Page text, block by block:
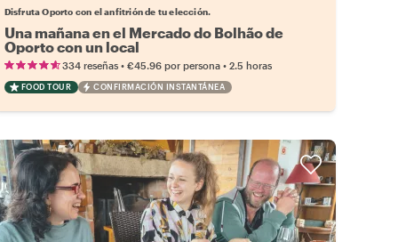
Disfruta Oporto con el anfitrión de tu elección.
Una mañana en el Mercado do Bolhão de
Oporto con un local
334 reseñas• €45.96 por persona• 2.5 horas
FOOD TOUR CONFIRMACIÓN INSTANTÁNEA